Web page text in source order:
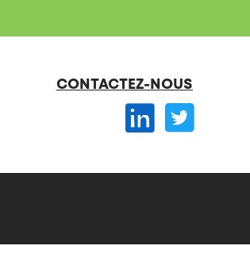
CONTACTEZ-NOUS